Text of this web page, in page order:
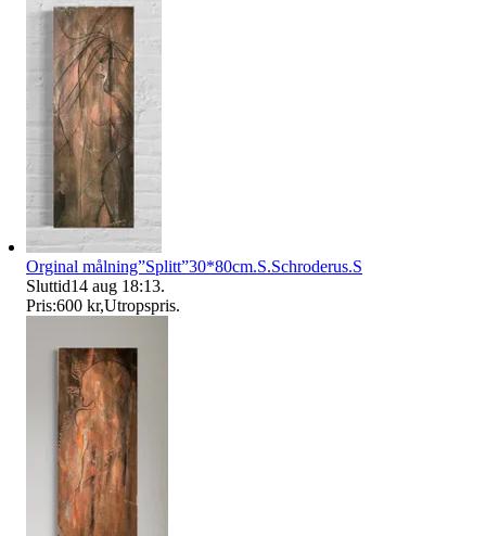
Orginal målning”Splitt”30*80cm.S.Schroderus.S
Sluttid14 aug 18:13.
Pris:600 kr,Utropspris.